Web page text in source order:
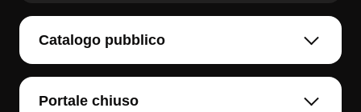
Catalogo pubblico
Portale chiuso